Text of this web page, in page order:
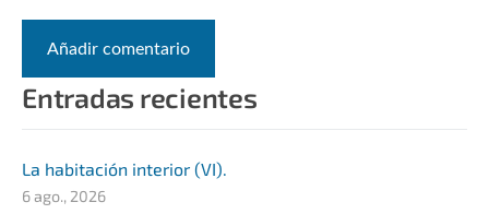
Entradas recientes
La habitación interior (VI).
6 ago., 2026